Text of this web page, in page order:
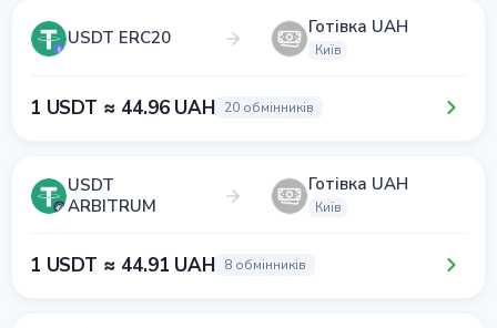
USDT ERC20 Готівка UAH
Київ
1 USDT ≈ 44.96 UAH 20 обмінників
USDT
ARBITRUM
Готівка UAH
Київ
1 USDT ≈ 44.91 UAH 8 обмінників